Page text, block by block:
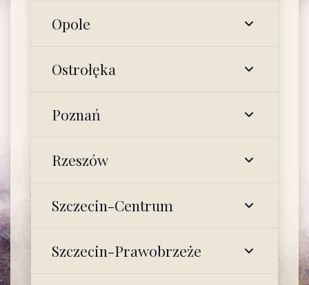
Opole
Ostrołęka
Poznań
Rzeszów
Szczecin-Centrum
Szczecin-Prawobrzeże